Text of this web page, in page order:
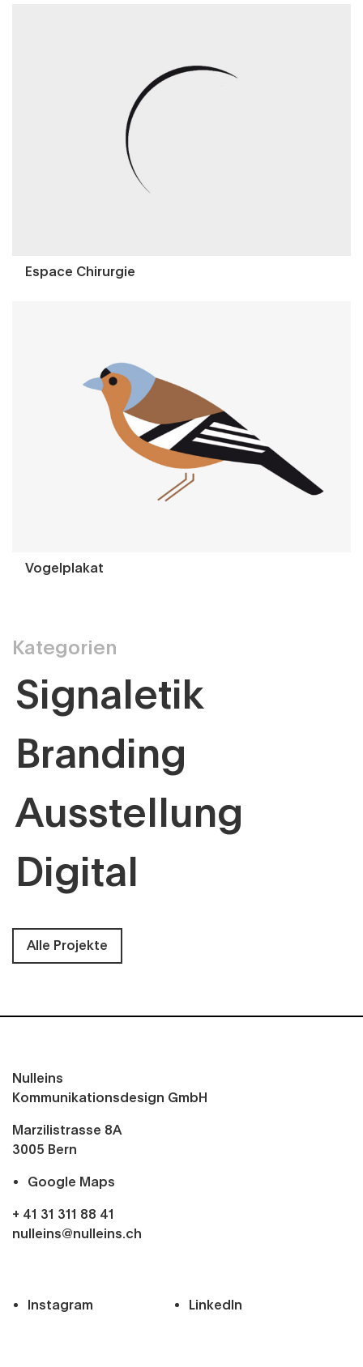
Espace Chirurgie
Vogelplakat
Kategorien
Signaletik
Branding
Ausstellung
Digital
Alle Projekte
Nulleins
Kommunikationsdesign GmbH
Marzilistrasse 8A
3005 Bern
Google Maps
+ 41 31 311 88 41
nulleins@nulleins.ch
Instagram LinkedIn